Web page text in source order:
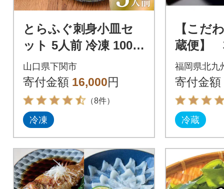
とらふぐ刺身小皿セ
ット 5人前 冷凍 100g
ID011
山口県下関市
寄付金額 16,000円
（8件）
冷凍
【こだ
蔵便】
ふぐの
5人前
福岡県北九
寄付金額
冷蔵